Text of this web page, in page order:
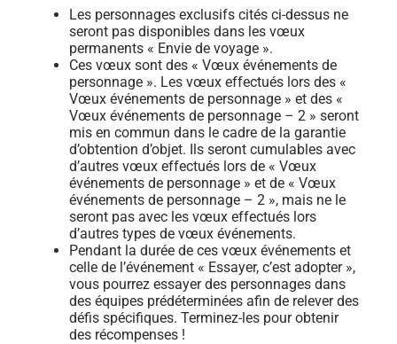
Les personnages exclusifs cités ci-dessus ne
seront pas disponibles dans les vœux
permanents « Envie de voyage ».
Ces vœux sont des « Vœux événements de
personnage ». Les vœux effectués lors des «
Vœux événements de personnage » et des «
Vœux événements de personnage – 2 » seront
mis en commun dans le cadre de la garantie
d’obtention d’objet. Ils seront cumulables avec
d’autres vœux effectués lors de « Vœux
événements de personnage » et de « Vœux
événements de personnage – 2 », mais ne le
seront pas avec les vœux effectués lors
d’autres types de vœux événements.
Pendant la durée de ces vœux événements et
celle de l’événement « Essayer, c’est adopter »,
vous pourrez essayer des personnages dans
des équipes prédéterminées afin de relever des
défis spécifiques. Terminez-les pour obtenir
des récompenses !